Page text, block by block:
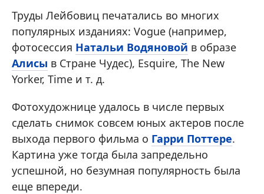
Труды Лейбовиц печатались во многих
популярных изданиях: Vogue (например,
фотосессия Натальи Водяновой в образе
Алисы в Стране Чудес), Esquire, The New
Yorker, Time и т. д.
Фотохудожнице удалось в числе первых
сделать снимок совсем юных актеров после
выхода первого фильма о Гарри Поттере.
Картина уже тогда была запредельно
успешной, но безумная популярность была
еще впереди.